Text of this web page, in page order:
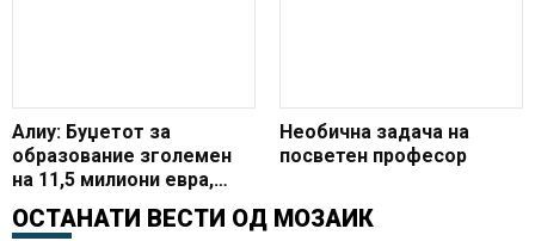
Алиу: Буџетот за
образование зголемен
на 11,5 милиони евра,
покажуваме
посветеност на
Необична задача на
посветен професор
ОСТАНАТИ ВЕСТИ ОД МОЗАИК